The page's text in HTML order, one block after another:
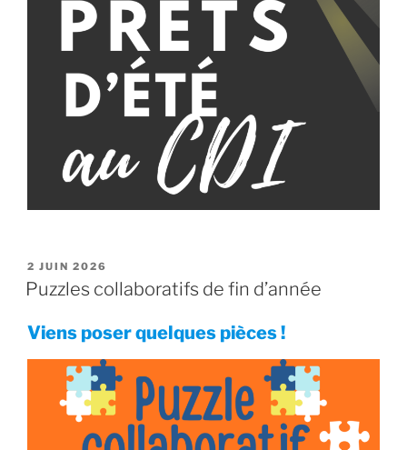
PUBLIÉ
LE
2 JUIN 2026
Puzzles collaboratifs de fin d’année
Viens poser quelques pièces !